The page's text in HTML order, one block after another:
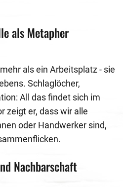
als Metapher
als ein Arbeitsplatz - sie
Schlaglöcher,
All das findet sich im
zeigt er, dass wir alle
oder Handwerker sind,
Nachbarschaft